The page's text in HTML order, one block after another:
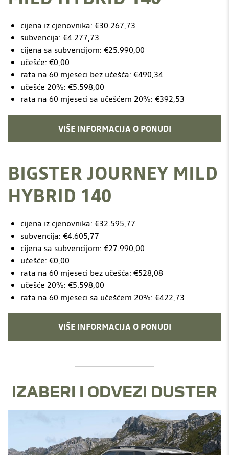
cijena iz cjenovnika: €30.267,73
subvencija: €4.277,73
cijena sa subvencijom: €25.990,00
učešće: €0,00
rata na 60 mjeseci bez učešća: €490,34
učešće 20%: €5.598,00
rata na 60 mjeseci sa učešćem 20%: €392,53
VIŠE INFORMACIJA O PONUDI
BIGSTER JOURNEY MILD
HYBRID 140
cijena iz cjenovnika: €32.595,77
subvencija: €4.605,77
cijena sa subvencijom: €27.990,00
učešće: €0,00
rata na 60 mjeseci bez učešća: €528,08
učešće 20%: €5.598,00
rata na 60 mjeseci sa učešćem 20%: €422,73
VIŠE INFORMACIJA O PONUDI
IZABERI I ODVEZI DUSTER